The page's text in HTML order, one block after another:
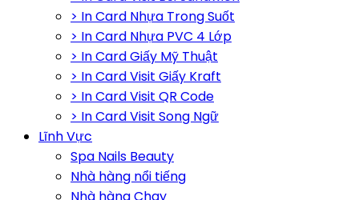
> In Card Nhựa Trong Suốt
> In Card Nhựa PVC 4 Lớp
> In Card Giấy Mỹ Thuật
> In Card Visit Giấy Kraft
> In Card Visit QR Code
> In Card Visit Song Ngữ
Lĩnh Vực
Spa Nails Beauty
Nhà hàng nổi tiếng